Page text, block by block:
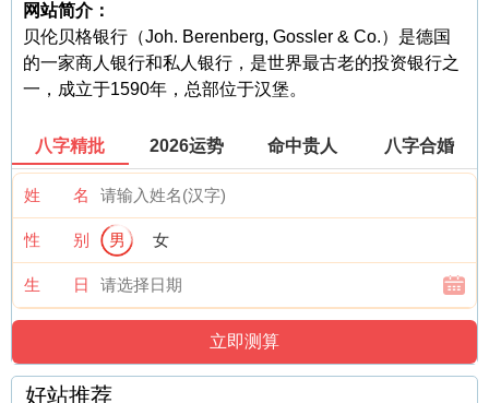
网站简介：
贝伦贝格银行（Joh. Berenberg, Gossler & Co.）是德国
的一家商人银行和私人银行，是世界最古老的投资银行之
一，成立于1590年，总部位于汉堡。
八字精批 2026运势 命中贵人 八字合婚
姓 名
性 别 男 女
生 日
好站推荐